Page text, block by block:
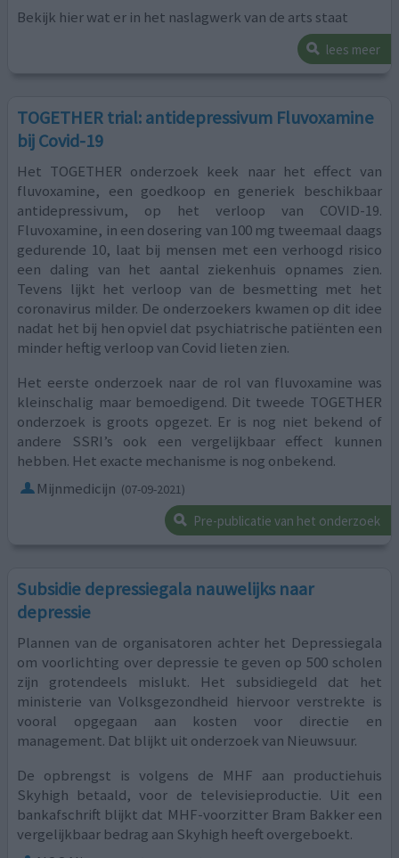
Bekijk hier wat er in het naslagwerk van de arts staat
lees meer
TOGETHER trial: antidepressivum Fluvoxamine
bij Covid-19
Het TOGETHER onderzoek keek naar het effect van
fluvoxamine, een goedkoop en generiek beschikbaar
antidepressivum, op het verloop van COVID-19.
Fluvoxamine, in een dosering van 100 mg tweemaal daags
gedurende 10, laat bij mensen met een verhoogd risico
een daling van het aantal ziekenhuis opnames zien.
Tevens lijkt het verloop van de besmetting met het
coronavirus milder. De onderzoekers kwamen op dit idee
nadat het bij hen opviel dat psychiatrische patiënten een
minder heftig verloop van Covid lieten zien.
Het eerste onderzoek naar de rol van fluvoxamine was
kleinschalig maar bemoedigend. Dit tweede TOGETHER
onderzoek is groots opgezet. Er is nog niet bekend of
andere SSRI’s ook een vergelijkbaar effect kunnen
hebben. Het exacte mechanisme is nog onbekend.
Mijnmedicijn (07-09-2021)
Pre-publicatie van het onderzoek
Subsidie depressiegala nauwelijks naar
depressie
Plannen van de organisatoren achter het Depressiegala
om voorlichting over depressie te geven op 500 scholen
zijn grotendeels mislukt. Het subsidiegeld dat het
ministerie van Volksgezondheid hiervoor verstrekte is
vooral opgegaan aan kosten voor directie en
management. Dat blijkt uit onderzoek van Nieuwsuur.
De opbrengst is volgens de MHF aan productiehuis
Skyhigh betaald, voor de televisieproductie. Uit een
bankafschrift blijkt dat MHF-voorzitter Bram Bakker een
vergelijkbaar bedrag aan Skyhigh heeft overgeboekt.